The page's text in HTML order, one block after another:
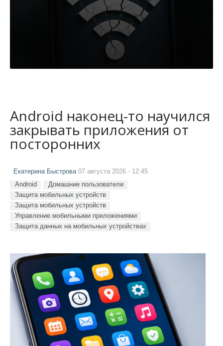
Android наконец-то научился
закрывать приложения от
посторонних
Екатерина Быстрова 07 августа 2026 - 12:45
Android
Домашние пользователи
Защита мобильных устройств
Защита мобильных устройств
Управление мобильными приложениями
Защита данных на мобильных устройствах